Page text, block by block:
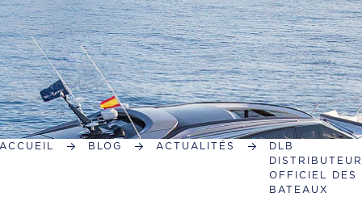
ACCUEIL BLOG ACTUALITÉS
DLB
DISTRIBUTEUR
OFFICIEL DES
BATEAUX